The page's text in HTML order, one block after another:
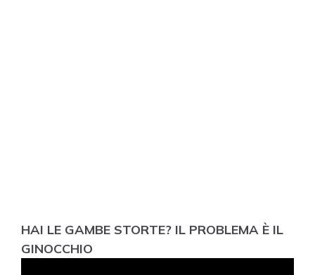
HAI LE GAMBE STORTE? IL PROBLEMA È IL
GINOCCHIO